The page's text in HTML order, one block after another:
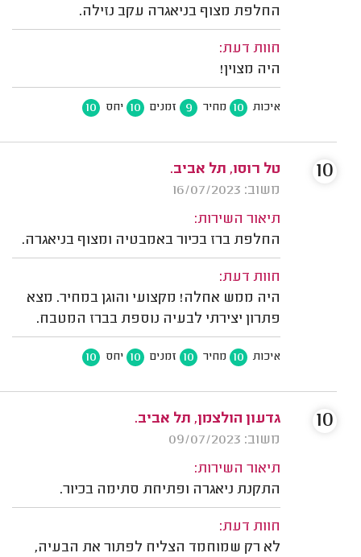
החלפת מצוף בניאגרה עקב נזילה.
חוות דעת:
היה מצוין!
איכות 10 מחיר 9 זמנים 10 יחס 10
טל רוסו, תל אביב.
משוב: 16/07/2023
תיאור השירות:
החלפת ברז בכיור באמבטיה ומצוף בניאגרה.
חוות דעת:
היה ממש אחלה! מקצועי והוגן במחיר. מצא
פתרון יצירתי לבעיה נוספת בברז המטבח.
איכות 10 מחיר 10 זמנים 10 יחס 10
10
גדעון הולצמן, תל אביב.
משוב: 09/07/2023
תיאור השירות:
התקנת ניאגרה ופתיחת סתימה בכיור.
חוות דעת:
לא רק שמוחמד הצליח לפתור את הבעיה,
10